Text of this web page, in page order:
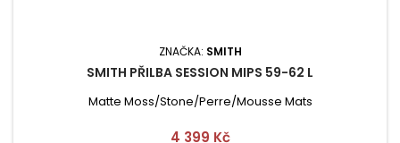
ZNAČKA: SMITH
SMITH PŘILBA SESSION MIPS 59-62 L
Matte Moss/Stone/Perre/Mousse Mats
Cena
4 399 Kč